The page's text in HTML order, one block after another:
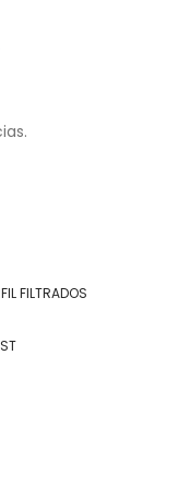
FILTRADOS